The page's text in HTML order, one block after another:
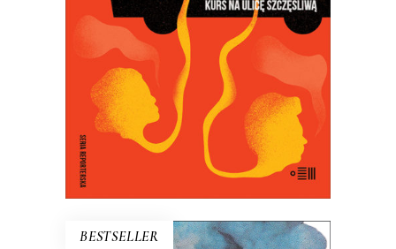
E-BOOK DO KOSZYKA
szczęśliwy. Szybko się okazało, że jego
pasażerowie też szukają szczęścia…
37.00 zł 18.50
BESTSELLER